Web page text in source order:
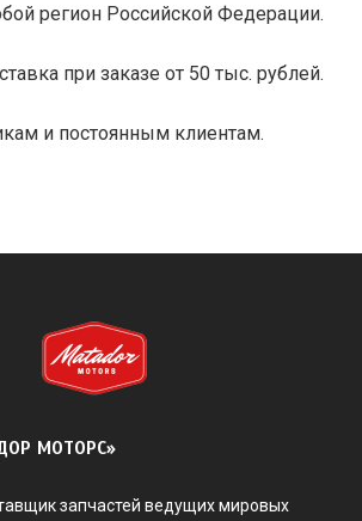
регион Российской Федерации.
при заказе от 50 тыс. рублей.
и постоянным клиентам.
МОТОРС»
запчастей ведущих мировых